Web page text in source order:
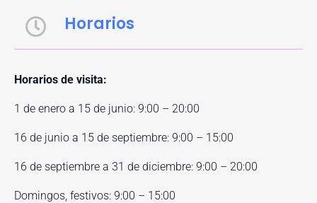
Horarios
Horarios de visita:
1 de enero a 15 de junio: 9:00 – 20:00
16 de junio a 15 de septiembre: 9:00 – 15:00
16 de septiembre a 31 de diciembre: 9:00 – 20:00
Domingos, festivos: 9:00 – 15:00